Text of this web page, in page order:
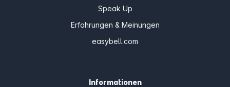
Speak Up
Erfahrungen & Meinungen
easybell.com
Informationen